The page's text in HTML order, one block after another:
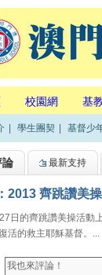
校園網 基
學生團契 基督少
論 最新支持
2013 齊跳讚美操
日的齊跳讚美操活動
活的救主耶穌基督。...